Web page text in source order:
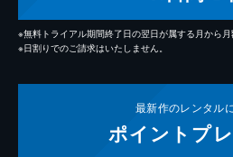
※無料トライアル期間終了日の翌日が属する月から月
※日割りでのご請求はいたしません。
最新作のレンタル
ポイント プ